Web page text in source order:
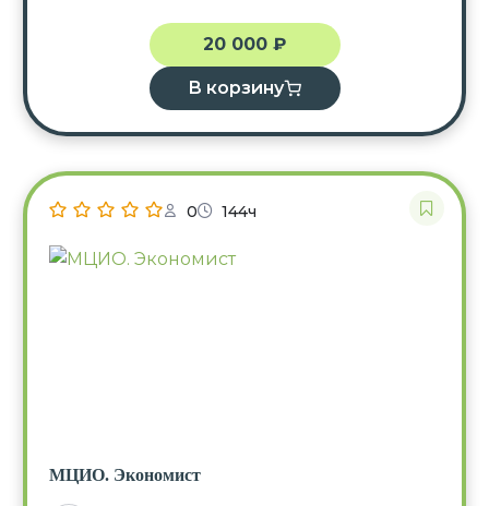
20 000 ₽
В корзину
0 144ч
МЦИО. Экономист